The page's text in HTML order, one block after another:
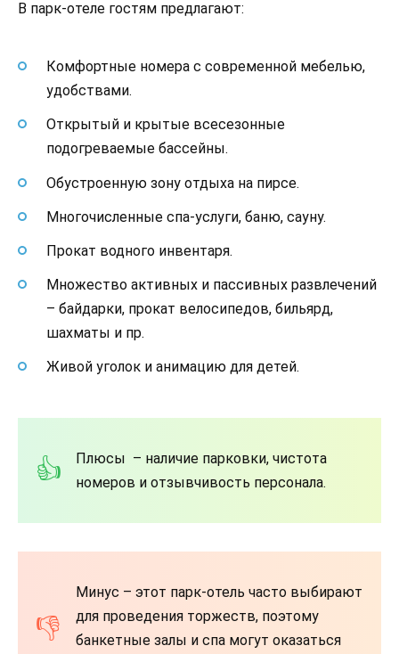
В парк-отеле гостям предлагают:
Комфортные номера с современной мебелью,
удобствами.
Открытый и крытые всесезонные
подогреваемые бассейны.
Обустроенную зону отдыха на пирсе.
Многочисленные спа-услуги, баню, сауну.
Прокат водного инвентаря.
Множество активных и пассивных развлечений
– байдарки, прокат велосипедов, бильярд,
шахматы и пр.
Живой уголок и анимацию для детей.
Плюсы – наличие парковки, чистота
номеров и отзывчивость персонала.
Минус – этот парк-отель часто выбирают
для проведения торжеств, поэтому
банкетные залы и спа могут оказаться